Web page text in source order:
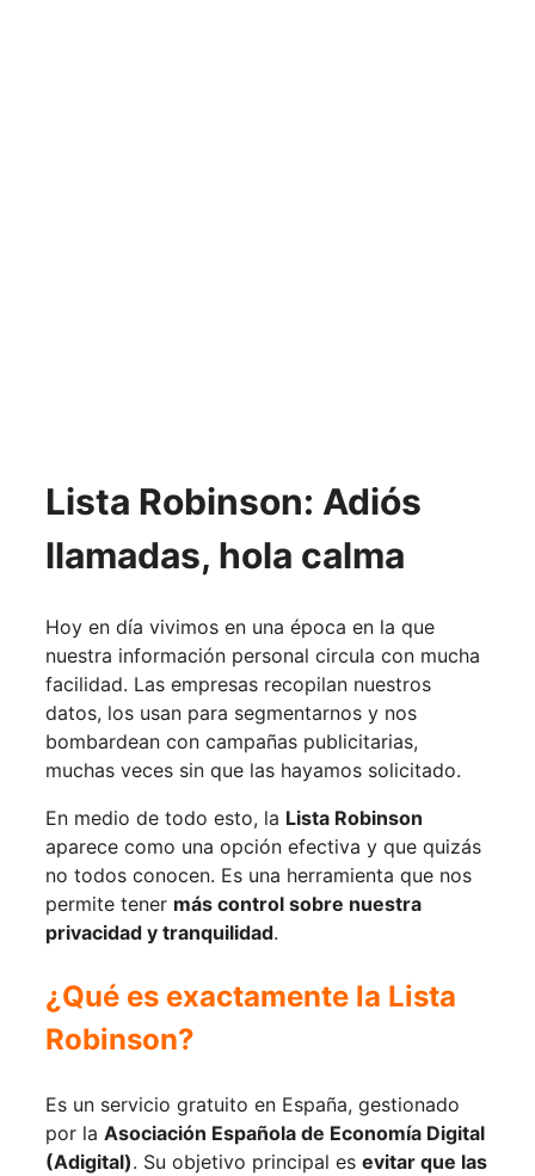
Lista Robinson: Adiós
llamadas, hola calma
Hoy en día vivimos en una época en la que
nuestra información personal circula con mucha
facilidad. Las empresas recopilan nuestros
datos, los usan para segmentarnos y nos
bombardean con campañas publicitarias,
muchas veces sin que las hayamos solicitado.
En medio de todo esto, la Lista Robinson
aparece como una opción efectiva y que quizás
no todos conocen. Es una herramienta que nos
permite tener más control sobre nuestra
privacidad y tranquilidad.
¿Qué es exactamente la Lista
Robinson?
Es un servicio gratuito en España, gestionado
por la Asociación Española de Economía Digital
(Adigital). Su objetivo principal es evitar que las